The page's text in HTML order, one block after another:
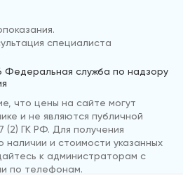
специалиста
Федеральная служба по надзору
что цены на сайте могут
и не являются публичной
(2) ГК РФ. Для получения
и стоимости указанных
к администраторам с
по телефонам.